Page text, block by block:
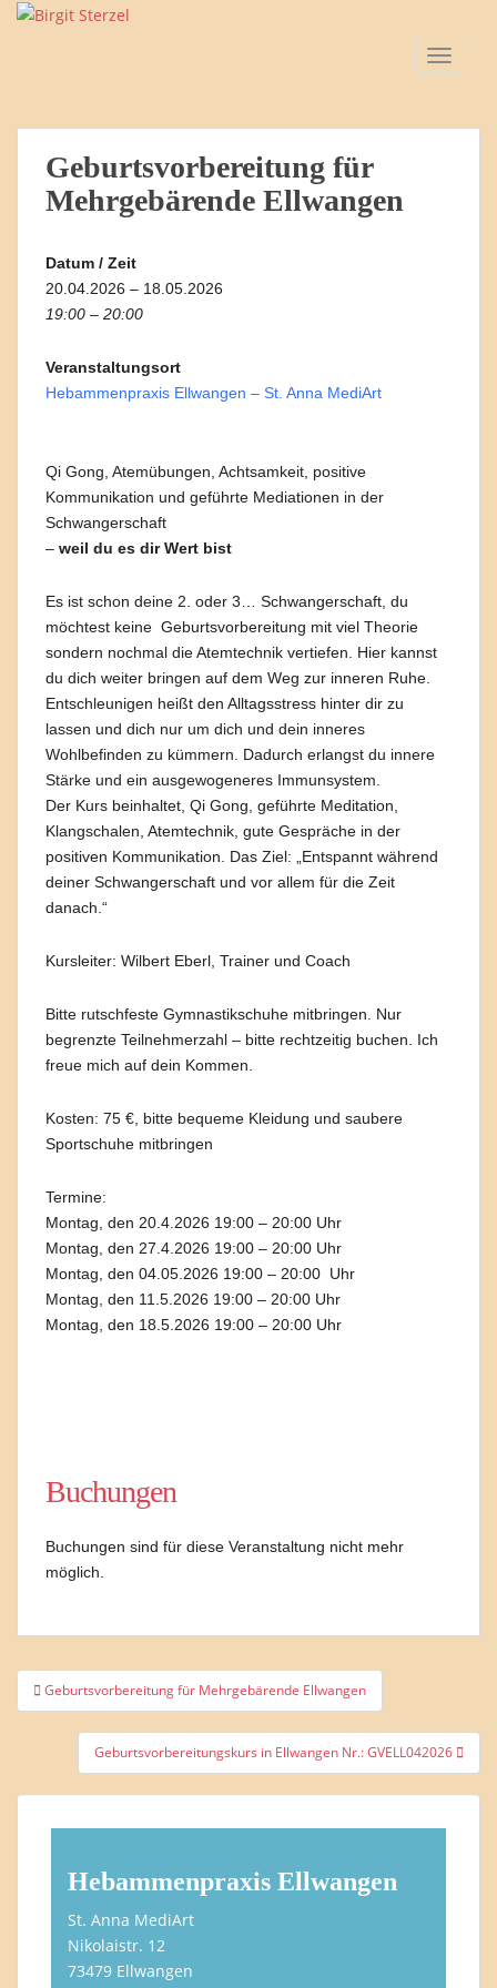
Geburtsvorbereitung für
Mehrgebärende Ellwangen
Datum / Zeit
20.04.2026 – 18.05.2026
19:00 – 20:00
Veranstaltungsort
Hebammenpraxis Ellwangen – St. Anna MediArt
Qi Gong, Atemübungen, Achtsamkeit, positive
Kommunikation und geführte Mediationen in der
Schwangerschaft
– weil du es dir Wert bist
Es ist schon deine 2. oder 3… Schwangerschaft, du
möchtest keine Geburtsvorbereitung mit viel Theorie
sondern nochmal die Atemtechnik vertiefen. Hier kannst
du dich weiter bringen auf dem Weg zur inneren Ruhe.
Entschleunigen heißt den Alltagsstress hinter dir zu
lassen und dich nur um dich und dein inneres
Wohlbefinden zu kümmern. Dadurch erlangst du innere
Stärke und ein ausgewogeneres Immunsystem.
Der Kurs beinhaltet, Qi Gong, geführte Meditation,
Klangschalen, Atemtechnik, gute Gespräche in der
positiven Kommunikation. Das Ziel: „Entspannt während
deiner Schwangerschaft und vor allem für die Zeit
danach.“
Kursleiter: Wilbert Eberl, Trainer und Coach
Bitte rutschfeste Gymnastikschuhe mitbringen. Nur
begrenzte Teilnehmerzahl – bitte rechtzeitig buchen. Ich
freue mich auf dein Kommen.
Kosten: 75 €, bitte bequeme Kleidung und saubere
Sportschuhe mitbringen
Termine:
Montag, den 20.4.2026 19:00 – 20:00 Uhr
Montag, den 27.4.2026 19:00 – 20:00 Uhr
Montag, den 04.05.2026 19:00 – 20:00 Uhr
Montag, den 11.5.2026 19:00 – 20:00 Uhr
Montag, den 18.5.2026 19:00 – 20:00 Uhr
Buchungen
Buchungen sind für diese Veranstaltung nicht mehr
möglich.
Beitragsnavigation
Geburtsvorbereitung für Mehrgebärende Ellwangen
Geburtsvorbereitungskurs in Ellwangen Nr.: GVELL042026
Hebammenpraxis Ellwangen
St. Anna MediArt
Nikolaistr. 12
73479 Ellwangen